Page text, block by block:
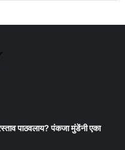
पाठवलाय? पंकजा मुंडेंनी एका